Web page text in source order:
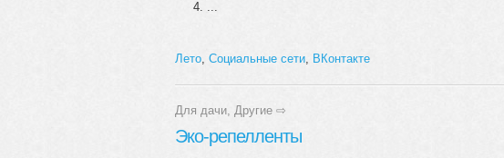
Лето Социальные сети ВКонтакте
Для дачи Другие ⇨
Эко-репелленты